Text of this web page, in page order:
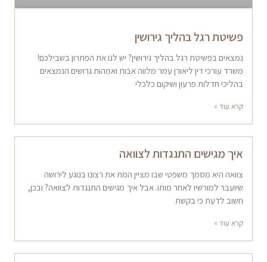
פשיטת רגל בהליך גירושין
נמצאים בפשיטת רגל בהליך גירושין? יש לנו את הפתרון בשבילכם!
משרד עורכי דין ליאורן עמר מלווה אבות ואמהות גרושים הנמצאים
בהליכי חדלות פרעון ושיקום כלכלי
קרא עוד »
איך מגישים התנגדות לצוואה
צוואה היא מסמך משפטי שבו מציין המת את רצונו בנוגע לירושה
שיועבר למורשיו לאחר מותו. אבל איך מגישים התנגדות לצוואה? ובכן,
חשוב לדעת כי בקשת
קרא עוד »